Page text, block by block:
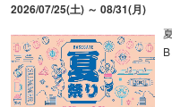
2026/07/25(土) ～ 08/31(月)